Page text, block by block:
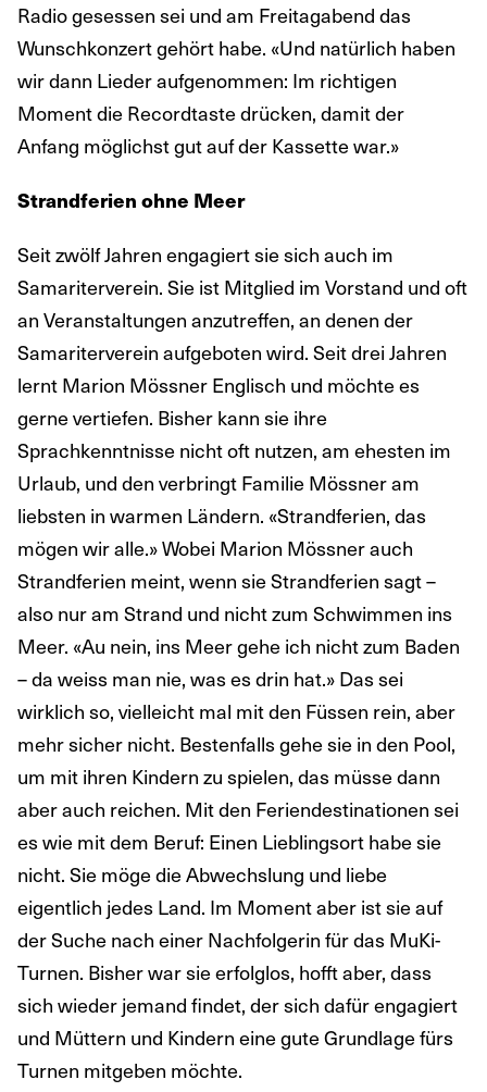
Radio gesessen sei und am Freitagabend das
Wunschkonzert gehört habe. «Und natürlich haben
wir dann Lieder aufgenommen: Im richtigen
Moment die Recordtaste drücken, damit der
Anfang möglichst gut auf der Kassette war.»
Strandferien ohne Meer
Seit zwölf Jahren engagiert sie sich auch im
Samariterverein. Sie ist Mitglied im Vorstand und oft
an Veranstaltungen anzutreffen, an denen der
Samariterverein aufgeboten wird. Seit drei Jahren
lernt Marion Mössner Englisch und möchte es
gerne vertiefen. Bisher kann sie ihre
Sprachkenntnisse nicht oft nutzen, am ehesten im
Urlaub, und den verbringt Familie Mössner am
liebsten in warmen Ländern. «Strandferien, das
mögen wir alle.» Wobei Marion Mössner auch
Strandferien meint, wenn sie Strandferien sagt –
also nur am Strand und nicht zum Schwimmen ins
Meer. «Au nein, ins Meer gehe ich nicht zum Baden
– da weiss man nie, was es drin hat.» Das sei
wirklich so, vielleicht mal mit den Füssen rein, aber
mehr sicher nicht. Bestenfalls gehe sie in den Pool,
um mit ihren Kindern zu spielen, das müsse dann
aber auch reichen. Mit den Feriendestinationen sei
es wie mit dem Beruf: Einen Lieblingsort habe sie
nicht. Sie möge die Abwechslung und liebe
eigentlich jedes Land. Im Moment aber ist sie auf
der Suche nach einer Nachfolgerin für das MuKi-
Turnen. Bisher war sie erfolglos, hofft aber, dass
sich wieder jemand findet, der sich dafür engagiert
und Müttern und Kindern eine gute Grundlage fürs
Turnen mitgeben möchte.